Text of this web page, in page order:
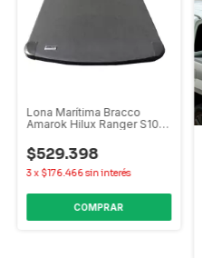
Lona Marítima Bracco
Amarok Hilux Ranger S10
$529.398
3x $176.466sin interés
COMPRAR